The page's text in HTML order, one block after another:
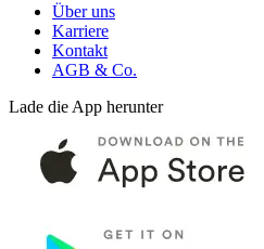
Über uns
Karriere
Kontakt
AGB & Co.
Lade die App herunter